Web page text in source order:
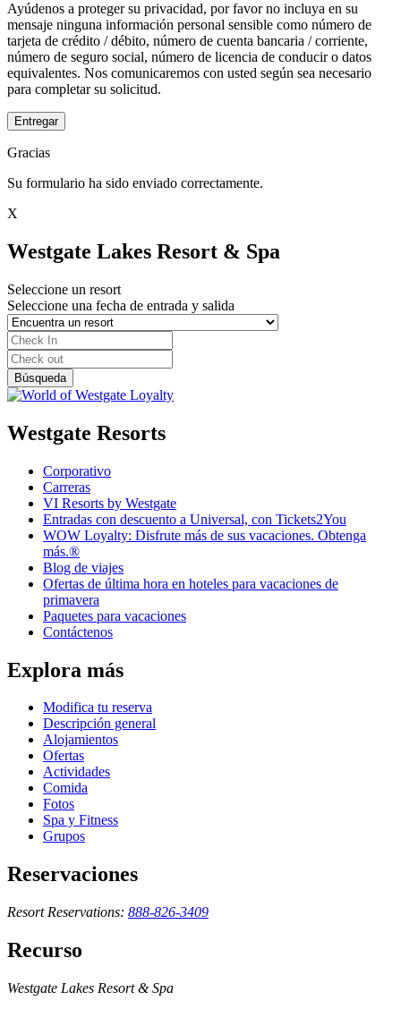
Ayúdenos a proteger su privacidad, por favor no incluya en su
mensaje ninguna información personal sensible como número de
tarjeta de crédito / débito, número de cuenta bancaria / corriente,
número de seguro social, número de licencia de conducir o datos
equivalentes. Nos comunicaremos con usted según sea necesario
para completar su solicitud.
Entregar
Gracias
Su formulario ha sido enviado correctamente.
X
Westgate Lakes Resort & Spa
Seleccione un resort
Seleccione una fecha de entrada y salida
Westgate Resorts
Corporativo
Carreras
VI Resorts by Westgate
Entradas con descuento a Universal, con Tickets2You
WOW Loyalty: Disfrute más de sus vacaciones. Obtenga
más.®
Blog de viajes
Ofertas de última hora en hoteles para vacaciones de
primavera
Paquetes para vacaciones
Contáctenos
Explora más
Modifica tu reserva
Descripción general
Alojamientos
Ofertas
Actividades
Comida
Fotos
Spa y Fitness
Grupos
Reservaciones
Resort Reservations: 888-826-3409
Recurso
Westgate Lakes Resort & Spa